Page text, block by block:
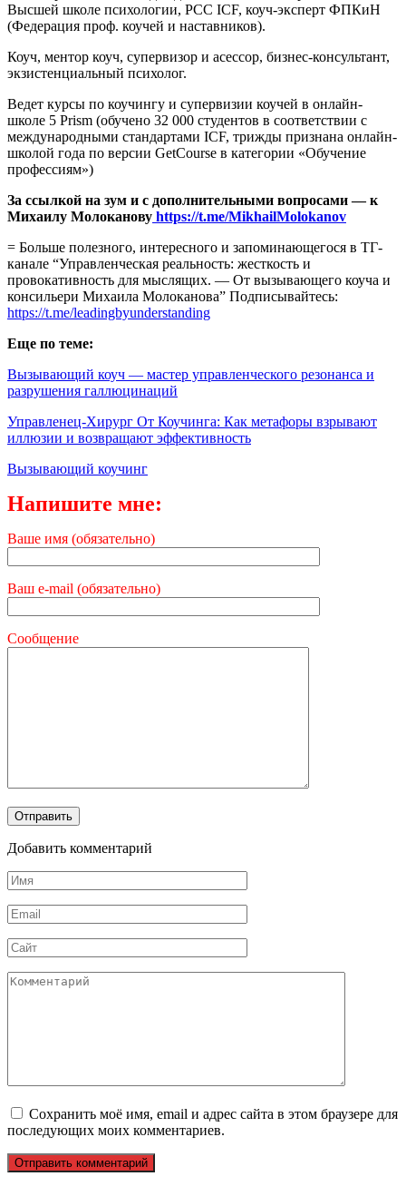
Высшей школе психологии, PCC ICF, коуч-эксперт ФПКиН
(Федерация проф. коучей и наставников).
Коуч, ментор коуч, супервизор и асессор, бизнес-консультант,
экзистенциальный психолог.
Ведет курсы по коучингу и супервизии коучей в онлайн-
школе 5 Prism (обучено 32 000 студентов в соответствии с
международными стандартами ICF, трижды признана онлайн-
школой года по версии GetCourse в категории «Обучение
профессиям»)
За ссылкой на зум и с дополнительными вопросами — к
Михаилу Молоканову https://t.me/MikhailMolokanov
= Больше полезного, интересного и запоминающегося в ТГ-
канале “Управленческая реальность: жесткость и
провокативность для мыслящих. — От вызывающего коуча и
консильери Михаила Молоканова” Подписывайтесь:
https://t.me/leadingbyunderstanding
Еще по теме:
Вызывающий коуч — мастер управленческого резонанса и
разрушения галлюцинаций
Управленец-Хирург От Коучинга: Как метафоры взрывают
иллюзии и возвращают эффективность
Вызывающий коучинг
Напишите мне:
Ваше имя (обязательно)
Ваш e-mail (обязательно)
Сообщение
Добавить комментарий
Имя
*
Email
*
Сайт
Комментарий
Сохранить моё имя, email и адрес сайта в этом браузере для
последующих моих комментариев.